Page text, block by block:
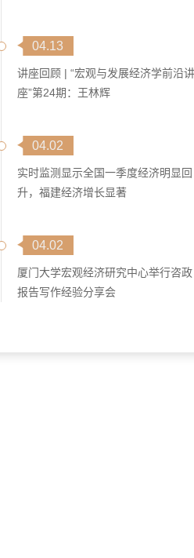
04.13
讲座回顾 | “宏观与发展经济学前沿讲
座”第24期：王林辉
04.02
实时监测显示全国一季度经济明显回
升，福建经济增长显著
04.02
厦门大学宏观经济研究中心举行咨政
报告写作经验分享会